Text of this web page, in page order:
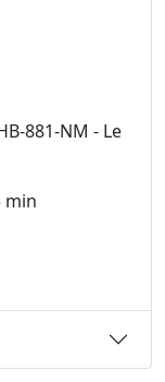
881-NM - Le
min